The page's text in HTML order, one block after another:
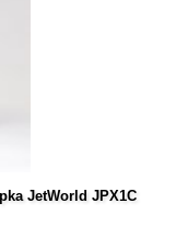
JetWorld JPX1C